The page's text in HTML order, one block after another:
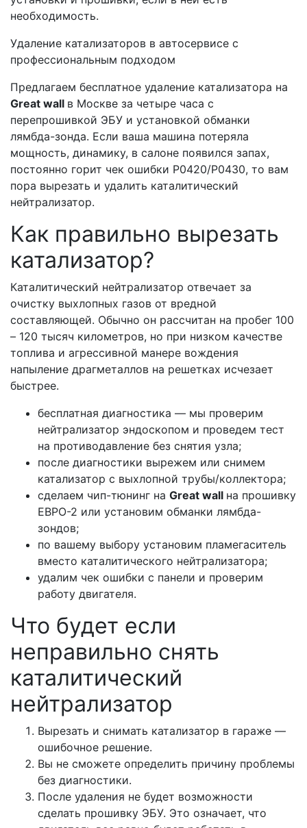
необходимость.
Удаление катализаторов в автосервисе с
профессиональным подходом
Предлагаем бесплатное удаление катализатора на
Great wall в Москве за четыре часа с
перепрошивкой ЭБУ и установкой обманки
лямбда-зонда. Если ваша машина потеряла
мощность, динамику, в салоне появился запах,
постоянно горит чек ошибки Р0420/Р0430, то вам
пора вырезать и удалить каталитический
нейтрализатор.
Как правильно вырезать
катализатор?
Каталитический нейтрализатор отвечает за
очистку выхлопных газов от вредной
составляющей. Обычно он рассчитан на пробег 100
– 120 тысяч километров, но при низком качестве
топлива и агрессивной манере вождения
напыление драгметаллов на решетках исчезает
быстрее.
бесплатная диагностика — мы проверим
нейтрализатор эндоскопом и проведем тест
на противодавление без снятия узла;
после диагностики вырежем или снимем
катализатор с выхлопной трубы/коллектора;
сделаем чип-тюнинг на Great wall на прошивку
ЕВРО-2 или установим обманки лямбда-
зондов;
по вашему выбору установим пламегаситель
вместо каталитического нейтрализатора;
удалим чек ошибки с панели и проверим
работу двигателя.
Что будет если
неправильно снять
каталитический
нейтрализатор
Вырезать и снимать катализатор в гараже —
ошибочное решение.
Вы не сможете определить причину проблемы
без диагностики.
После удаления не будет возможности
сделать прошивку ЭБУ. Это означает, что